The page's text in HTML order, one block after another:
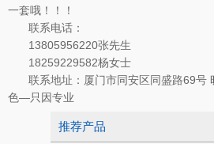
一套哦！！！
联系电话：
13805956220张先生
18259229582杨女士
联系地址：厦门市同安区同盛路69号
色—只因专业
推荐产品